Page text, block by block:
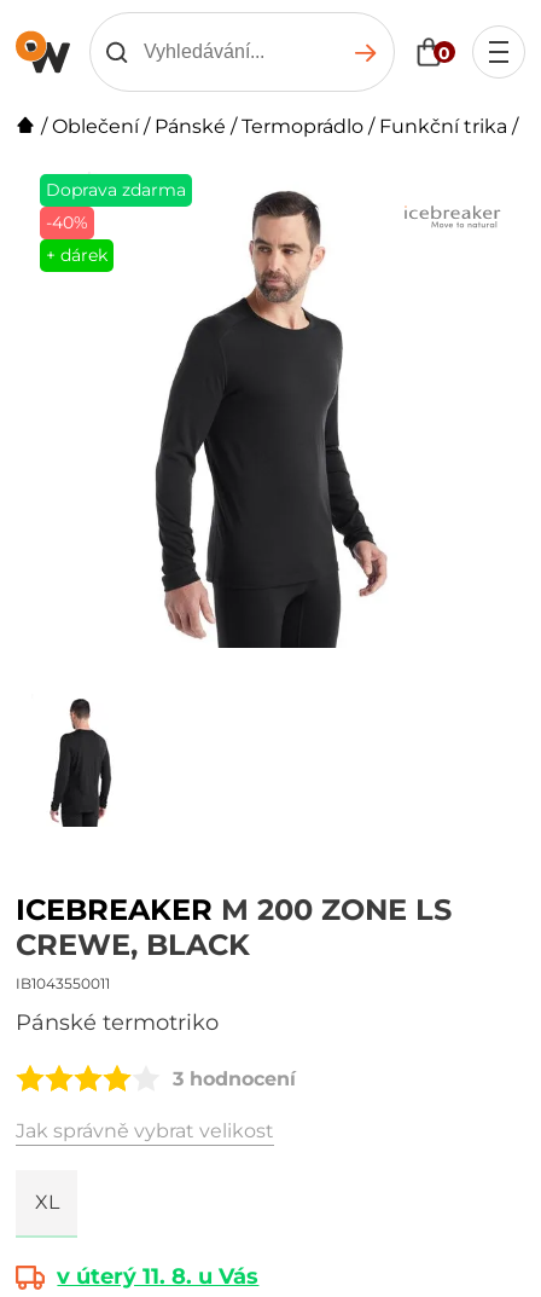
0
/Oblečení/ Pánské /Termoprádlo / Funkční trika /
Doprava zdarma
-40%
+ dárek
ICEBREAKER M 200 ZONE LS
CREWE, BLACK
IB1043550011
pánské termotriko
3 hodnocení
Jak správně vybrat velikost
XL
v úterý 11. 8. u Vás